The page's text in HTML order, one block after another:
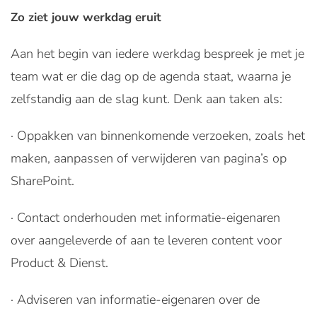
Zo ziet jouw werkdag eruit
Aan het begin van iedere werkdag bespreek je met je
team wat er die dag op de agenda staat, waarna je
zelfstandig aan de slag kunt. Denk aan taken als:
· Oppakken van binnenkomende verzoeken, zoals het
maken, aanpassen of verwijderen van pagina’s op
SharePoint.
· Contact onderhouden met informatie-eigenaren
over aangeleverde of aan te leveren content voor
Product & Dienst.
· Adviseren van informatie-eigenaren over de